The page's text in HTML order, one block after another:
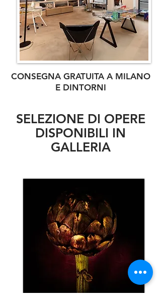
CONSEGNA GRATUITA A MILANO
E DINTORNI
SELEZIONE DI OPERE
DISPONIBILI IN
GALLERIA